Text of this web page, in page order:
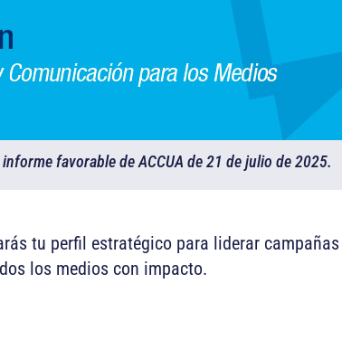
favorable de ACCUA de 21 de julio de 2025.
tu perfil estratégico para liderar
los medios con impacto.